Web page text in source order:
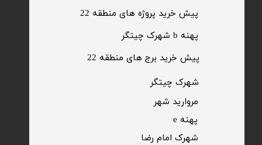
پیش خرید برج های منطقه 22
پهنه b شهرک چیتگر
پیش خرید پروژه های منطقه 22
​شهرک چیتگر
مروارید شهر​​​​​​​
شهرک امام رضا
پهنه e